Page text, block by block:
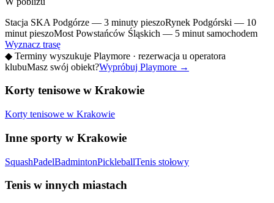
Stacja SKA Podgórze — 3 minuty pieszoRynek Podgórski — 10
minut pieszoMost Powstańców Śląskich — 5 minut samochodem
Wyznacz trasę
◆ Terminy wyszukuje Playmore · rezerwacja u operatora
klubuMasz swój obiekt?Wypróbuj Playmore →
Korty tenisowe w Krakowie
Korty tenisowe w Krakowie
Inne sporty w Krakowie
SquashPadelBadmintonPickleballTenis stołowy
Tenis w innych miastach